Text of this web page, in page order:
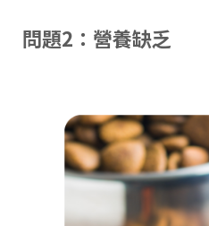
問題2：營養缺乏